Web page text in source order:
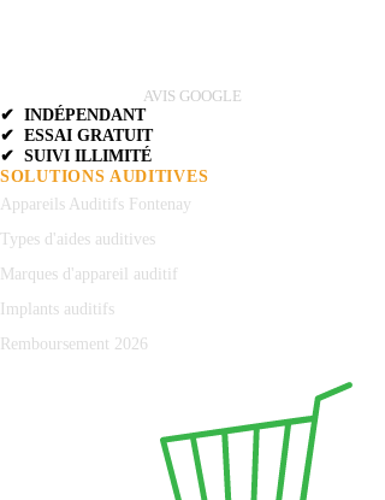
AVIS GOOGLE
✔ INDÉPENDANT
✔ ESSAI GRATUIT
✔ SUIVI ILLIMITÉ
SOLUTIONS AUDITIVES
Appareils Auditifs Fontenay
Types d'aides auditives
Marques d'appareil auditif
Implants auditifs
Remboursement 2026